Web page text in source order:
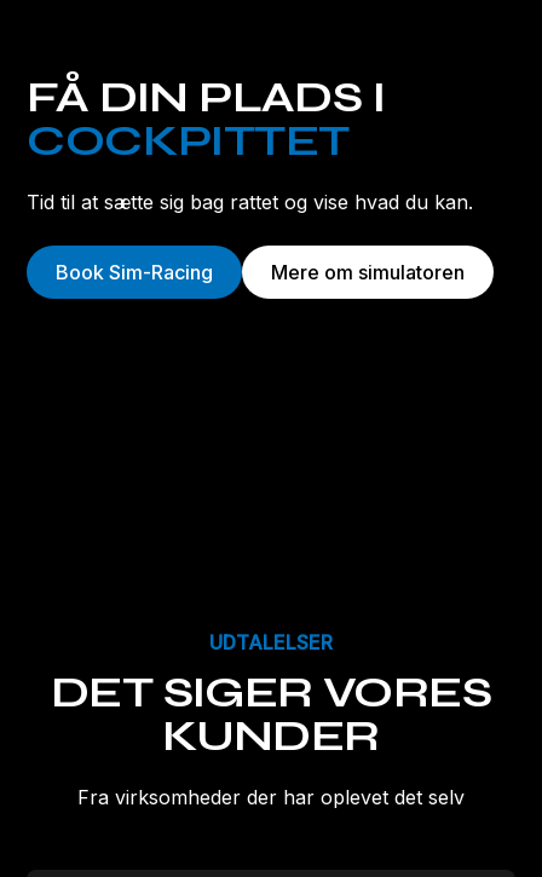
FÅ DIN PLADS I
COCKPITTET
Tid til at sætte sig bag rattet og vise hvad du kan.
Book Sim-Racing Mere om simulatoren
UDTALELSER
DET SIGER VORES
KUNDER
Fra virksomheder der har oplevet det selv